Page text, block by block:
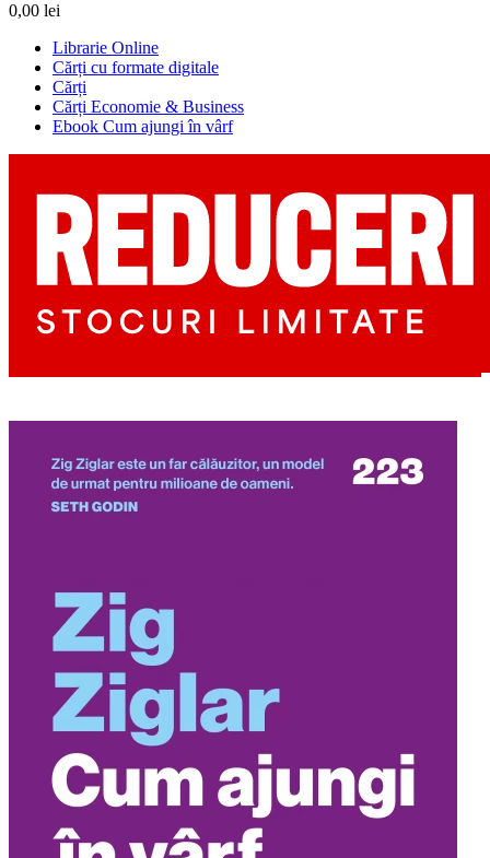
0,00 lei
Librarie Online
Cărți cu formate digitale
Cărți
Cărți Economie & Business
Ebook Cum ajungi în vârf